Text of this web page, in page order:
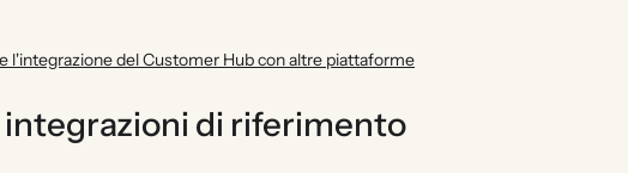
l'integrazione del Customer Hub con altre piattaforme
integrazioni di riferimento